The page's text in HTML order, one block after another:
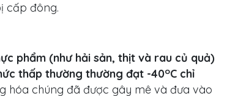
cấp đông.
phẩm (như hải sản, thịt và rau củ quả)
thấp thường thường đạt -40oC chỉ
hóa chúng đã được gây mê và đưa vào